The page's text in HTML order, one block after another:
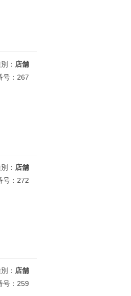
： 店舗
号：267
： 店舗
号：272
： 店舗
号：259